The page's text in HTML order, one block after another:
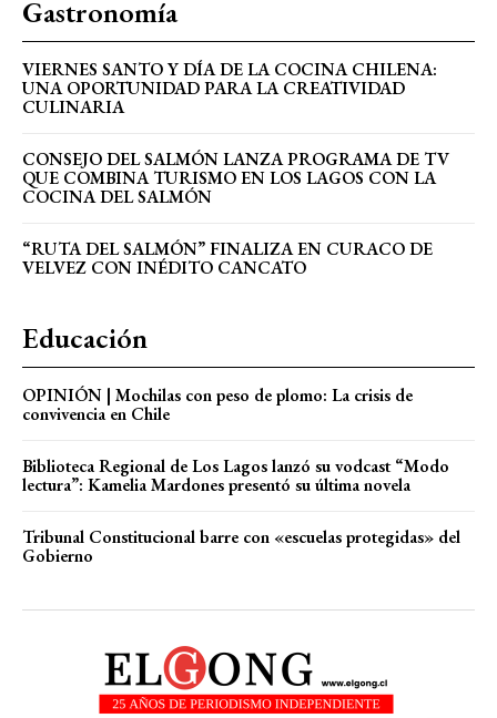
Gastronomía
VIERNES SANTO Y DÍA DE LA COCINA CHILENA:
UNA OPORTUNIDAD PARA LA CREATIVIDAD
CULINARIA
CONSEJO DEL SALMÓN LANZA PROGRAMA DE TV
QUE COMBINA TURISMO EN LOS LAGOS CON LA
COCINA DEL SALMÓN
“RUTA DEL SALMÓN” FINALIZA EN CURACO DE
VELVEZ CON INÉDITO CANCATO
Educación
OPINIÓN | Mochilas con peso de plomo: La crisis de
convivencia en Chile
Biblioteca Regional de Los Lagos lanzó su vodcast “Modo
lectura”: Kamelia Mardones presentó su última novela
Tribunal Constitucional barre con «escuelas protegidas» del
Gobierno